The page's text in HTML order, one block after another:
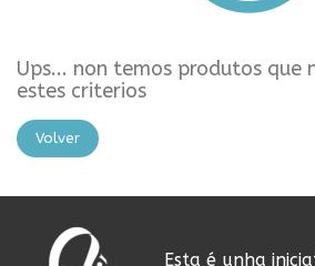
Ups... non temos produtos que
estes criterios
Volver
Esta é unha